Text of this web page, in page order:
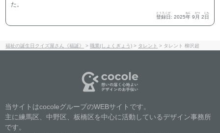
た。
登録日
とうろくび
: 2025年
ねん
9 月
がつ
2日
にち
福祉の誕生日クイズ屋さん《福誕》 > 職業(しょくぎょう) > タレント > タレント 柳沢超
当サイトはcocoleグループのWEBサイトです。
主に練馬区、中野区、板橋区を中心に活動しているデザイン事務所
です。